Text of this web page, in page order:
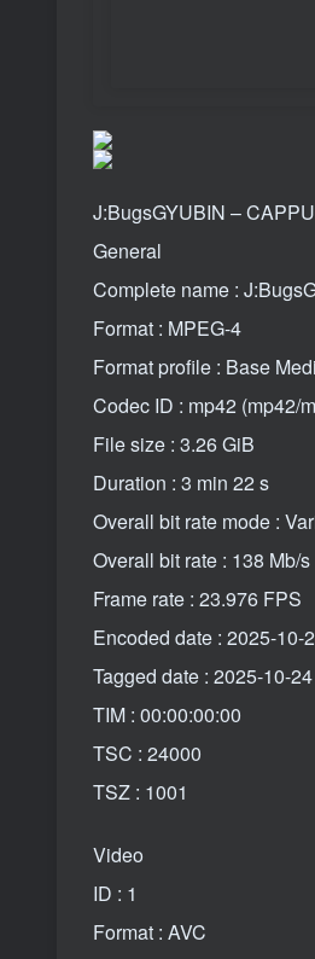
J:BugsGYUBIN –
General
Complete name :
Format : MPEG-4
Format profile : Base
Codec ID : mp42 (mp42/
File size : 3.26 GiB
Duration : 3 min 22 s
Overall bit rate mode :
Overall bit rate : 138 Mb/s
Frame rate : 23.976 FPS
Encoded date : 2025-10-
Tagged date : 2025-10-
TIM : 00:00:00:00
TSC : 24000
TSZ : 1001
Video
ID : 1
Format : AVC